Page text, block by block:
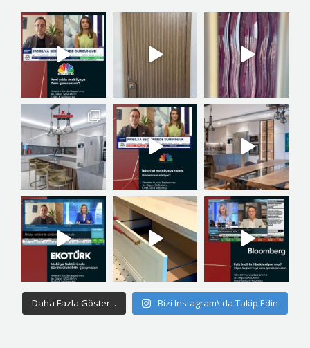
Daha Fazla Göster... Bizi Instagram\'da Takip Edin